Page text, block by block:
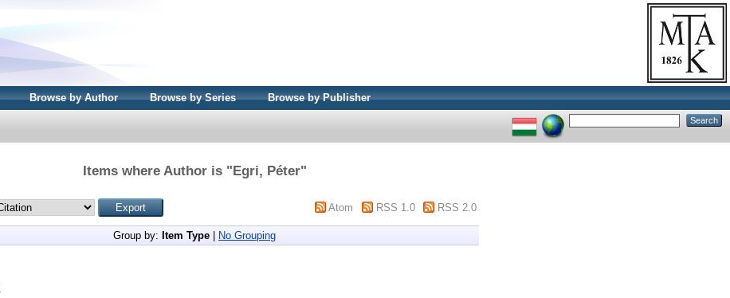
Browse by Author Browse by Series Browse by Publisher
Items where Author is "Egri, Péter"
Atom RSS 1.0 RSS 2.0
Group by: Item Type No Grouping